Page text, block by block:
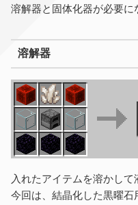
溶解器と固体化器が必要に
溶解器
入れたアイテムを溶かして
今回は、結晶化した黒曜